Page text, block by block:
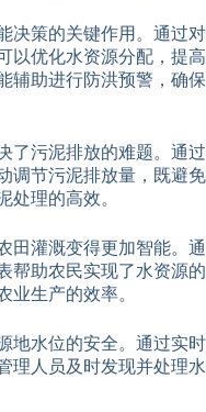
决策的关键作用。通过对
以优化水资源分配，提高
辅助进行防洪预警，确保
了污泥排放的难题。通过
调节污泥排放量，既避免
处理的高效。
田灌溉变得更加智能。通
帮助农民实现了水资源的
业生产的效率。
地水位的安全。通过实时
理人员及时发现并处理水